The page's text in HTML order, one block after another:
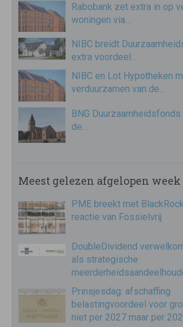
Rabobank zet extra in op
woningen via…
NIBC breidt
extra voordeel…
NIBC en Lot Hypotheken
verduurzamen van de…
BNG
de…
Meest gelezen afgelopen week
PME breekt met
reactie van Fossielvrij
DoubleDividend
als strategische
Prinsjesdag: afschaffing
belastingvoordeel voor
niet per 2027 maar per